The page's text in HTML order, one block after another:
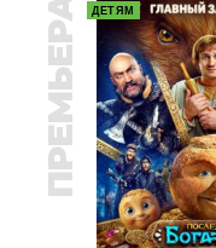
ПРЕМЬЕРА ДЕТЯМ